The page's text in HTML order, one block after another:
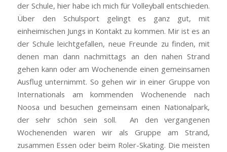
der Schule, hier habe ich mich für Volleyball entschieden.
Über den Schulsport gelingt es ganz gut, mit
einheimischen Jungs in Kontakt zu kommen. Mir ist es an
der Schule leichtgefallen, neue Freunde zu finden, mit
denen man dann nachmittags an den nahen Strand
gehen kann oder am Wochenende einen gemeinsamen
Ausflug unternimmt. So gehen wir in einer Gruppe von
Internationals am kommenden Wochenende nach
Noosa und besuchen gemeinsam einen Nationalpark,
der sehr schön sein soll. An den vergangenen
Wochenenden waren wir als Gruppe am Strand,
zusammen Essen oder beim Roler-Skating. Die meisten